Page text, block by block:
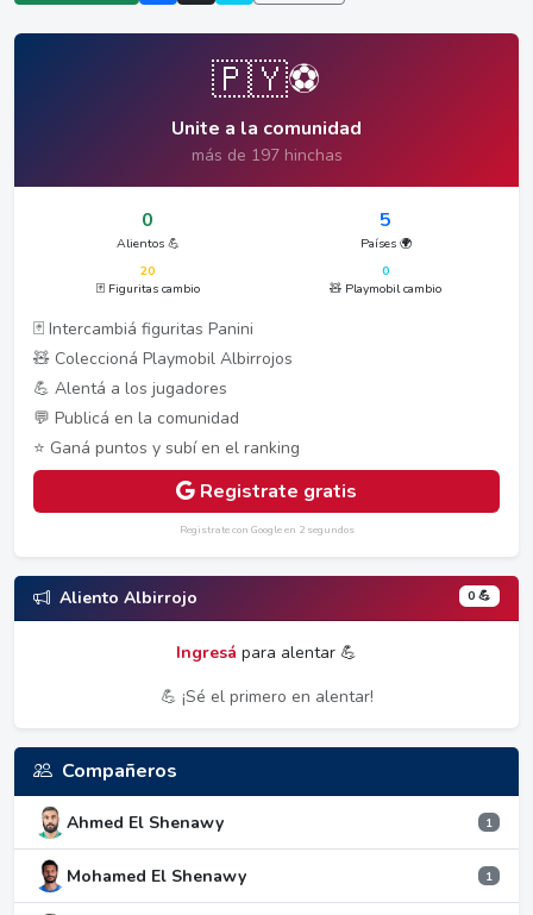
🇵🇾⚽
Unite a la comunidad
más de 197 hinchas
0
Alientos 💪
5
Países 🌍
20
🃏 Figuritas cambio
0
🧸 Playmobil cambio
🃏 Intercambiá figuritas Panini
🧸 Coleccioná Playmobil Albirrojos
💪 Alentá a los jugadores
💬 Publicá en la comunidad
⭐ Ganá puntos y subí en el ranking
Registrate gratis
Registrate con Google en 2 segundos
Aliento Albirrojo 0 💪
Ingresá para alentar 💪
💪 ¡Sé el primero en alentar!
Compañeros
Ahmed El Shenawy 1
Mohamed El Shenawy 1